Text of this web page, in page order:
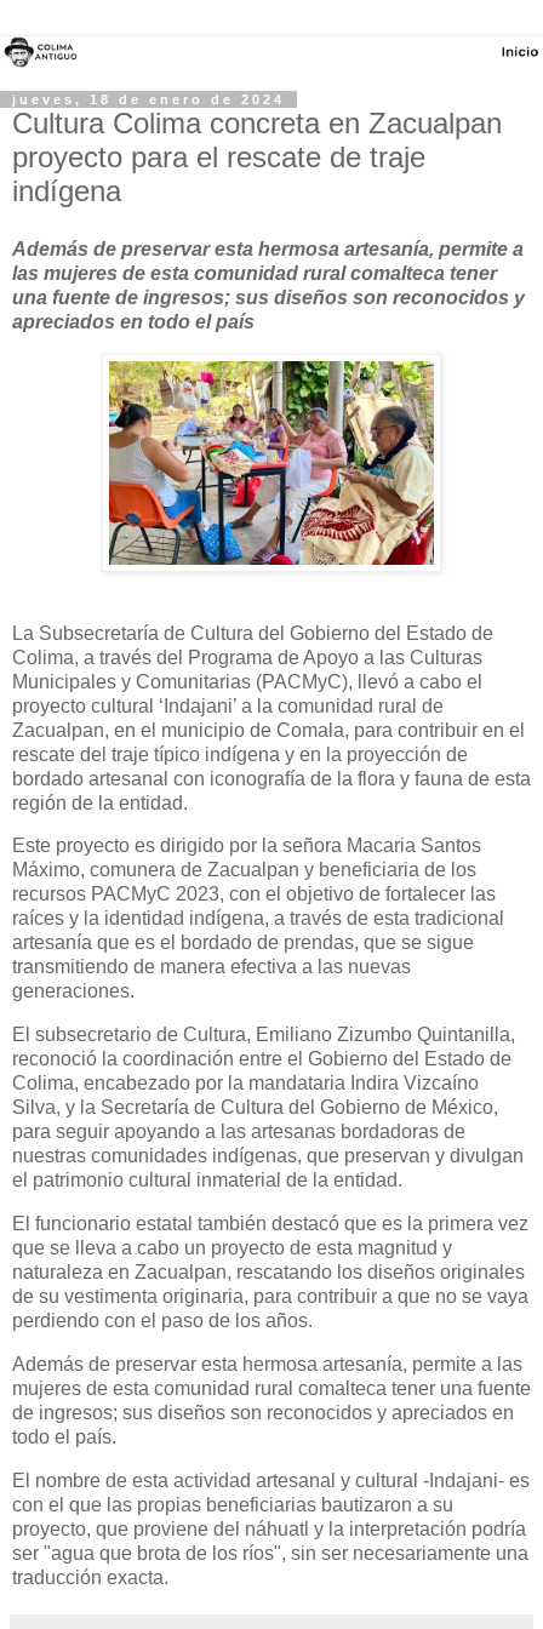
jueves, 18 de enero de 2024
Cultura Colima concreta en Zacualpan
proyecto para el rescate de traje
indígena
Además de preservar esta hermosa artesanía, permite a
las mujeres de esta comunidad rural comalteca tener
una fuente de ingresos; sus diseños son reconocidos y
apreciados en todo el país
La Subsecretaría de Cultura del Gobierno del Estado de
Colima, a través del Programa de Apoyo a las Culturas
Municipales y Comunitarias (PACMyC), llevó a cabo el
proyecto cultural ‘Indajani’ a la comunidad rural de
Zacualpan, en el municipio de Comala, para contribuir en el
rescate del traje típico indígena y en la proyección de
bordado artesanal con iconografía de la flora y fauna de esta
región de la entidad.
Este proyecto es dirigido por la señora Macaria Santos
Máximo, comunera de Zacualpan y beneficiaria de los
recursos PACMyC 2023, con el objetivo de fortalecer las
raíces y la identidad indígena, a través de esta tradicional
artesanía que es el bordado de prendas, que se sigue
transmitiendo de manera efectiva a las nuevas
generaciones.
El subsecretario de Cultura, Emiliano Zizumbo Quintanilla,
reconoció la coordinación entre el Gobierno del Estado de
Colima, encabezado por la mandataria Indira Vizcaíno
Silva, y la Secretaría de Cultura del Gobierno de México,
para seguir apoyando a las artesanas bordadoras de
nuestras comunidades indígenas, que preservan y divulgan
el patrimonio cultural inmaterial de la entidad.
El funcionario estatal también destacó que es la primera vez
que se lleva a cabo un proyecto de esta magnitud y
naturaleza en Zacualpan, rescatando los diseños originales
de su vestimenta originaria, para contribuir a que no se vaya
perdiendo con el paso de los años.
Además de preservar esta hermosa artesanía, permite a las
mujeres de esta comunidad rural comalteca tener una fuente
de ingresos; sus diseños son reconocidos y apreciados en
todo el país.
El nombre de esta actividad artesanal y cultural -Indajani- es
con el que las propias beneficiarias bautizaron a su
proyecto, que proviene del náhuatl y la interpretación podría
ser "agua que brota de los ríos", sin ser necesariamente una
traducción exacta.